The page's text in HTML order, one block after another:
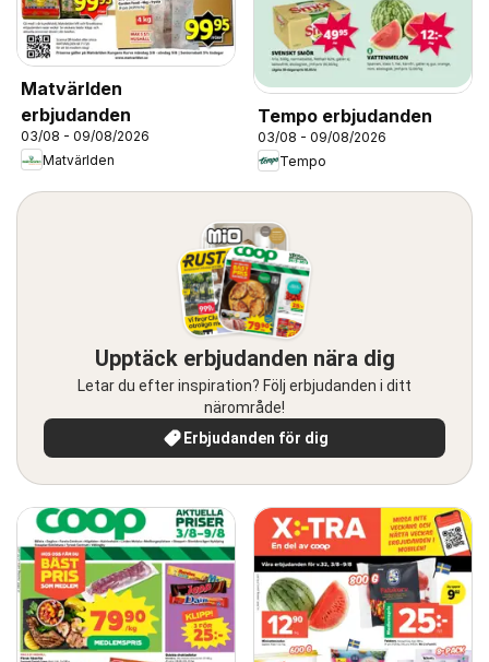
Matvärlden
erbjudanden
03/08 - 09/08/2026
Matvärlden
Tempo erbjudanden
03/08 - 09/08/2026
Tempo
Upptäck erbjudanden nära dig
Letar du efter inspiration? Följ erbjudanden i ditt
närområde!
Erbjudanden för dig